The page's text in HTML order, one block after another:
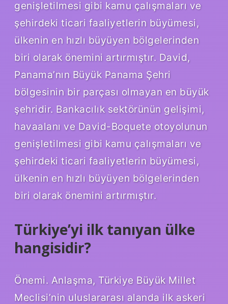
genişletilmesi gibi kamu çalışmaları ve
şehirdeki ticari faaliyetlerin büyümesi,
ülkenin en hızlı büyüyen bölgelerinden
biri olarak önemini artırmıştır. David,
Panama’nın Büyük Panama Şehri
bölgesinin bir parçası olmayan en büyük
şehridir. Bankacılık sektörünün gelişimi,
havaalanı ve David-Boquete otoyolunun
genişletilmesi gibi kamu çalışmaları ve
şehirdeki ticari faaliyetlerin büyümesi,
ülkenin en hızlı büyüyen bölgelerinden
biri olarak önemini artırmıştır.
Türkiye’yi ilk tanıyan ülke
hangisidir?
Önemi. Anlaşma, Türkiye Büyük Millet
Meclisi’nin uluslararası alanda ilk askeri